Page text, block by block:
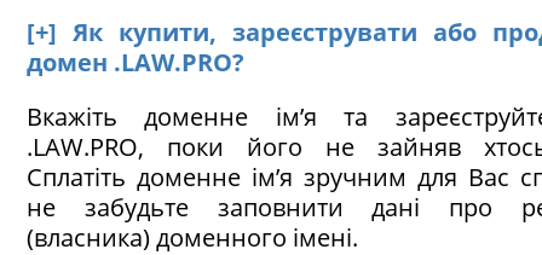
[+] Як купити, зареєструвати або
домен .LAW.PRO?
Вкажіть доменне ім’я та
.LAW.PRO, поки його не зайняв
Сплатіть доменне ім’я зручним для Вас
не забудьте заповнити дані про
(власника) доменного імені.